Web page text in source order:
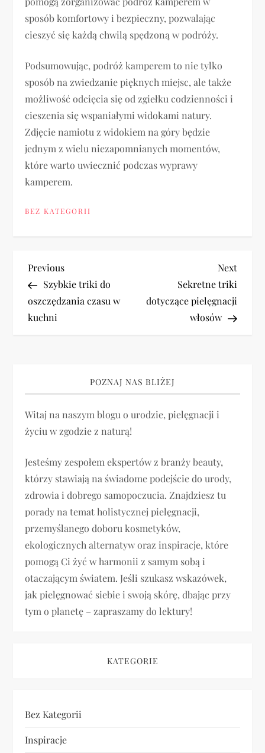
sposób komfortowy i bezpieczny, pozwalając
cieszyć się każdą chwilą spędzoną w podróży.
Podsumowując, podróż kamperem to nie tylko
sposób na zwiedzanie pięknych miejsc, ale także
możliwość odcięcia się od zgiełku codzienności i
cieszenia się wspaniałymi widokami natury.
Zdjęcie namiotu z widokiem na góry będzie
jednym z wielu niezapomnianych momentów,
które warto uwiecznić podczas wyprawy
kamperem.
BEZ KATEGORII
N
a
w
a
c
j
a
w
p
i
s
Previous
Post
Previous
Szybkie triki do
oszczędzania czasu w
kuchni
Next
Post
Next
Sekretne triki
dotyczące pielęgnacji
włosów
POZNAJ NAS BLIŻEJ
Witaj na naszym blogu o urodzie, pielęgnacji i
życiu w zgodzie z naturą!
Jesteśmy zespołem ekspertów z branży beauty,
którzy stawiają na świadome podejście do urody,
zdrowia i dobrego samopoczucia. Znajdziesz tu
porady na temat holistycznej pielęgnacji,
przemyślanego doboru kosmetyków,
ekologicznych alternatyw oraz inspiracje, które
pomogą Ci żyć w harmonii z samym sobą i
otaczającym światem. Jeśli szukasz wskazówek,
jak pielęgnować siebie i swoją skórę, dbając przy
tym o planetę – zapraszamy do lektury!
KATEGORIE
Bez Kategorii
Inspiracje